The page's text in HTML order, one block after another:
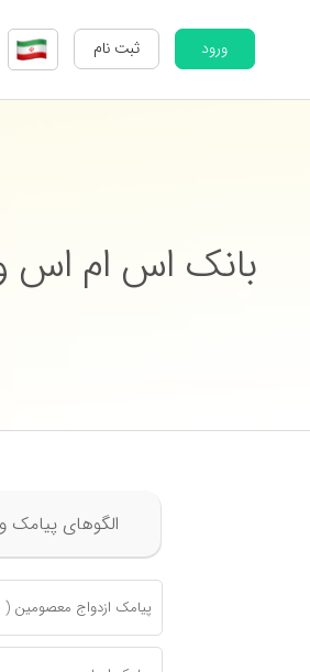
ورود ثبت نام
بانک اس ام اس
الگوهای
پیامک ازدواج معصومين